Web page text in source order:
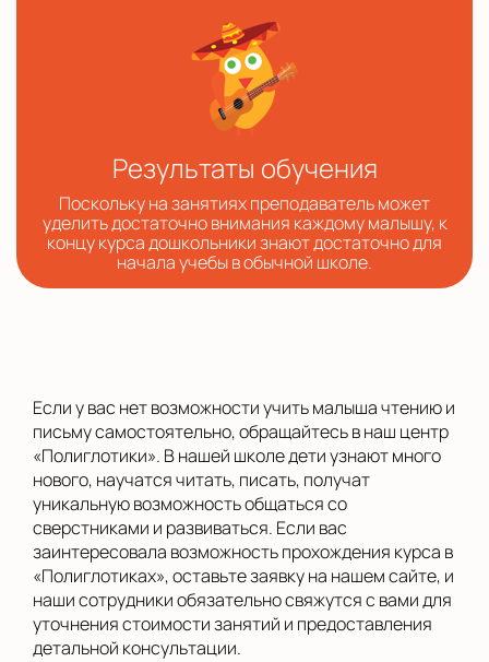
Результаты обучения
Поскольку на занятиях преподаватель может
уделить достаточно внимания каждому малышу, к
концу курса дошкольники знают достаточно для
начала учебы в обычной школе.
Если у вас нет возможности учить малыша чтению и
письму самостоятельно, обращайтесь в наш центр
«Полиглотики». В нашей школе дети узнают много
нового, научатся читать, писать, получат
уникальную возможность общаться со
сверстниками и развиваться. Если вас
заинтересовала возможность прохождения курса в
«Полиглотиках», оставьте заявку на нашем сайте, и
наши сотрудники обязательно свяжутся с вами для
уточнения стоимости занятий и предоставления
детальной консультации.